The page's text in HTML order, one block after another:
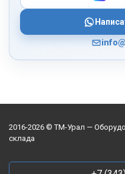
2016-2026 © ТМ-Урал —
склада